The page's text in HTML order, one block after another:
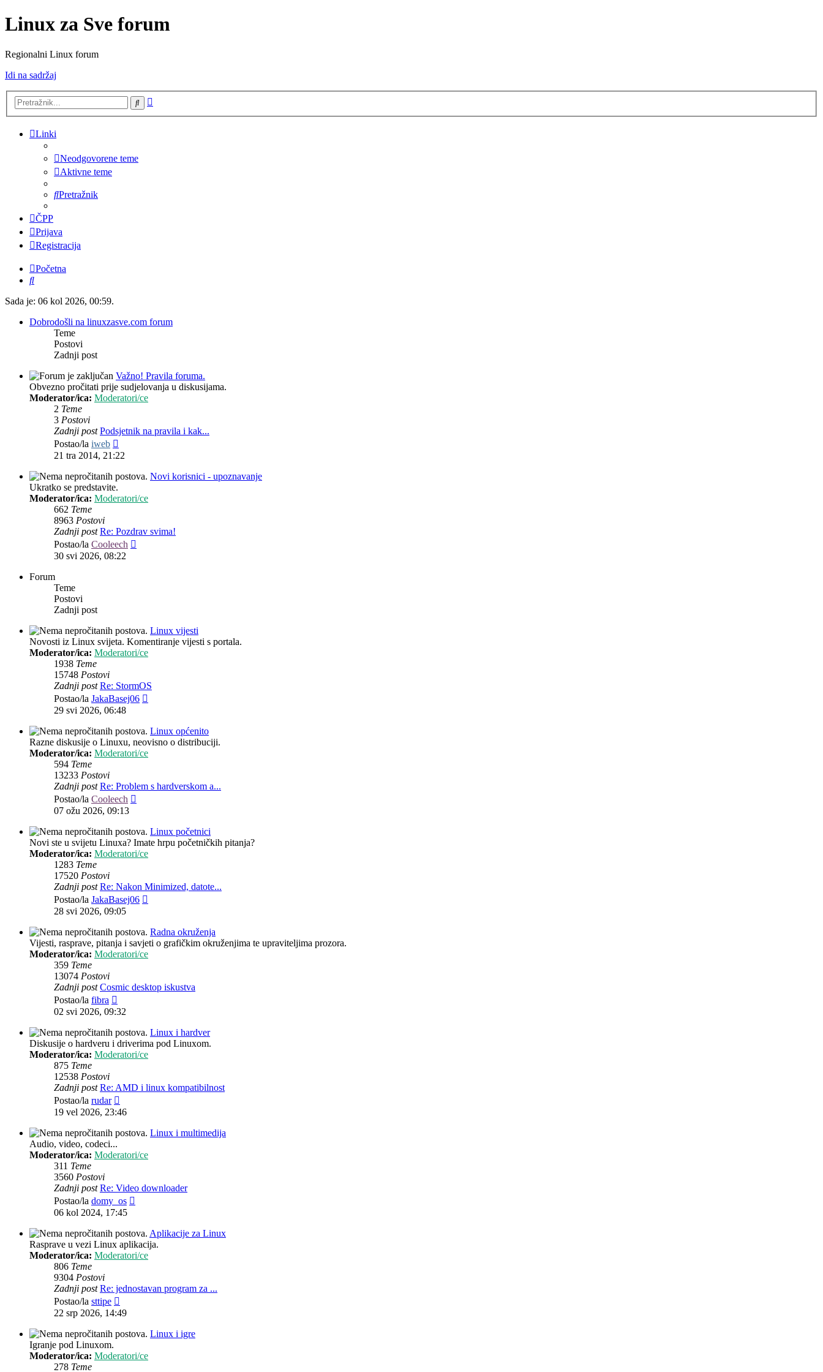
Linux za Sve forum
Regionalni Linux forum
Idi na sadržaj
Pretražnik
Linki
Neodgovorene teme
Aktivne teme
Pretražnik
ČPP
Prijava
Registracija
Početna
Pretražnik
Sada je: 06 kol 2026, 00:59.
Dobrodošli na linuxzasve.com forum
Teme
Postovi
Zadnji post
Važno! Pravila foruma.
Obvezno pročitati prije sudjelovanja u diskusijama.
Moderator/ica: Moderatori/ce
2 Teme
3 Postovi
Zadnji post Podsjetnik na pravila i kak...
Postao/la iweb
post
21 tra 2014, 21:22
Novi korisnici - upoznavanje
Ukratko se predstavite.
Moderator/ica: Moderatori/ce
662 Teme
8963 Postovi
Zadnji post Re: Pozdrav svima!
Postao/la Cooleech
30 svi 2026, 08:22
Forum
Teme
Postovi
Zadnji post
Linux vijesti
Novosti iz Linux svijeta. Komentiranje vijesti s portala.
Moderator/ica: Moderatori/ce
1938 Teme
15748 Postovi
Zadnji post Re: StormOS
Postao/la JakaBasej06
29 svi 2026, 06:48
Linux općenito
Razne diskusije o Linuxu, neovisno o distribuciji.
Moderator/ica: Moderatori/ce
594 Teme
13233 Postovi
Zadnji post Re: Problem s hardverskom a...
Postao/la Cooleech
07 ožu 2026, 09:13
Linux početnici
Novi ste u svijetu Linuxa? Imate hrpu početničkih pitanja?
Moderator/ica: Moderatori/ce
1283 Teme
17520 Postovi
Zadnji post Re: Nakon Minimized, datote...
Postao/la JakaBasej06
28 svi 2026, 09:05
Radna okruženja
Vijesti, rasprave, pitanja i savjeti o grafičkim okruženjima te upraviteljima prozora.
Moderator/ica: Moderatori/ce
359 Teme
13074 Postovi
Zadnji post Cosmic desktop iskustva
Postao/la fibra
post
02 svi 2026, 09:32
Linux i hardver
Diskusije o hardveru i driverima pod Linuxom.
Moderator/ica: Moderatori/ce
875 Teme
12538 Postovi
Zadnji post Re: AMD i linux kompatibilnost
Postao/la rudar
post
19 vel 2026, 23:46
Linux i multimedija
Audio, video, codeci...
Moderator/ica: Moderatori/ce
311 Teme
3560 Postovi
Zadnji post Re: Video downloader
Postao/la domy_os
06 kol 2024, 17:45
Aplikacije za Linux
Rasprave u vezi Linux aplikacija.
Moderator/ica: Moderatori/ce
806 Teme
9304 Postovi
Zadnji post Re: jednostavan program za ...
Postao/la sttipe
post
22 srp 2026, 14:49
Linux i igre
Igranje pod Linuxom.
Moderator/ica: Moderatori/ce
278 Teme